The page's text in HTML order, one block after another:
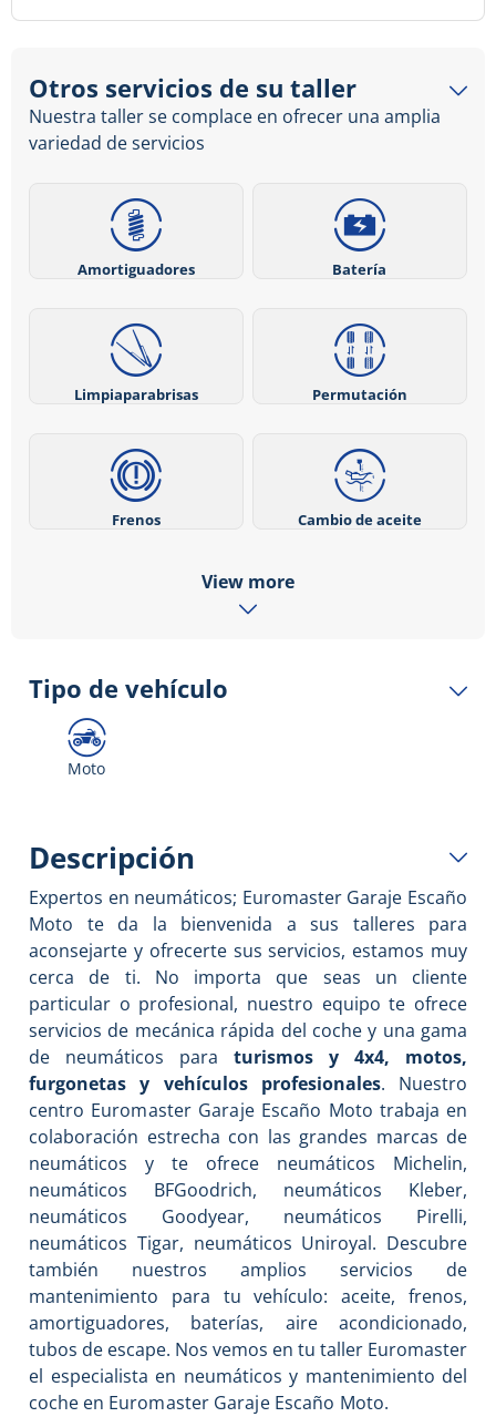
Otros servicios de su taller
Nuestra taller se complace en ofrecer una amplia
variedad de servicios
Amortiguadores Batería
Limpiaparabrisas Permutación
Frenos Cambio de aceite
View more
Tipo de vehículo
Moto
Descripción
Expertos en neumáticos; Euromaster Garaje Escaño
Moto te da la bienvenida a sus talleres para
aconsejarte y ofrecerte sus servicios, estamos muy
cerca de ti. No importa que seas un cliente
particular o profesional, nuestro equipo te ofrece
servicios de mecánica rápida del coche y una gama
de neumáticos para turismos y 4x4, motos,
furgonetas y vehículos profesionales. Nuestro
centro Euromaster Garaje Escaño Moto trabaja en
colaboración estrecha con las grandes marcas de
neumáticos y te ofrece neumáticos Michelin,
neumáticos BFGoodrich, neumáticos Kleber,
neumáticos Goodyear, neumáticos Pirelli,
neumáticos Tigar, neumáticos Uniroyal. Descubre
también nuestros amplios servicios de
mantenimiento para tu vehículo: aceite, frenos,
amortiguadores, baterías, aire acondicionado,
tubos de escape. Nos vemos en tu taller Euromaster
el especialista en neumáticos y mantenimiento del
coche en Euromaster Garaje Escaño Moto.